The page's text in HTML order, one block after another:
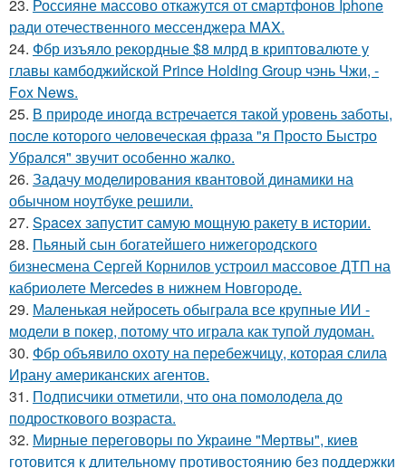
23. Россияне массово откажутся от смартфонов Iphone
ради отечественного мессенджера MAX.
24. Фбр изъяло рекордные $8 млрд в криптовалюте у
главы камбоджийской Prince Holding Group чэнь Чжи, -
Fox News.
25. В природе иногда встречается такой уровень заботы,
после которого человеческая фраза "я Просто Быстро
Убрался" звучит особенно жалко.
26. Задачу моделирования квантовой динамики на
обычном ноутбуке решили.
27. Spacex запустит самую мощную ракету в истории.
28. Пьяный сын богатейшего нижегородского
бизнесмена Сергей Корнилов устроил массовое ДТП на
кабриолете Mercedes в нижнем Новгороде.
29. Маленькая нейросеть обыграла все крупные ИИ -
модели в покер, потому что играла как тупой лудоман.
30. Фбр объявило охоту на перебежчицу, которая слила
Ирану американских агентов.
31. Подписчики отметили, что она помолодела до
подросткового возраста.
32. Мирные переговоры по Украине "Мертвы", киев
готовится к длительному противостоянию без поддержки